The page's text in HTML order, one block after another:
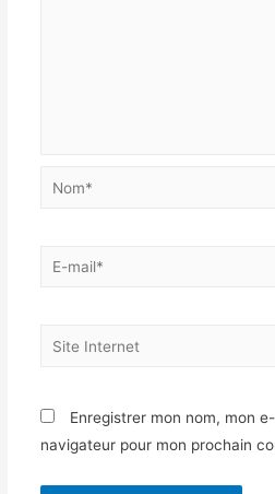
Enregistrer mon nom, mon
navigateur pour mon prochain